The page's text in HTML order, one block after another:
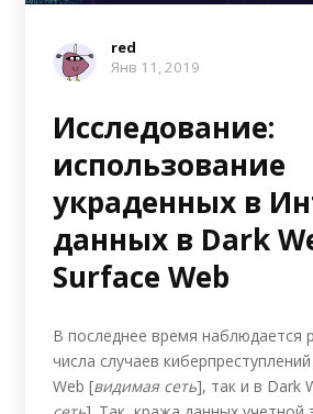
red
Янв 11, 2019
Исследование:
использование
украденных в
данных в Dark
Surface Web
В последнее время наблюдается
числа случаев
Web [видимая сеть], так и в Dark